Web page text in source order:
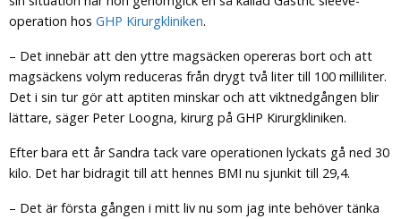
operation hos GHP Kirurgkliniken.
– Det innebär att den yttre magsäcken opereras bort och att
magsäckens volym reduceras från drygt två liter till 100 milliliter.
Det i sin tur gör att aptiten minskar och att viktnedgången blir
lättare, säger Peter Loogna, kirurg på GHP Kirurgkliniken.
Efter bara ett år Sandra tack vare operationen lyckats gå ned 30
kilo. Det har bidragit till att hennes BMI nu sjunkit till 29,4.
– Det är första gången i mitt liv nu som jag inte behöver tänka